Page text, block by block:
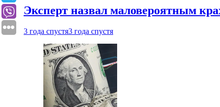
Эксперт назвал маловероятным
3 года спустя3 года спустя